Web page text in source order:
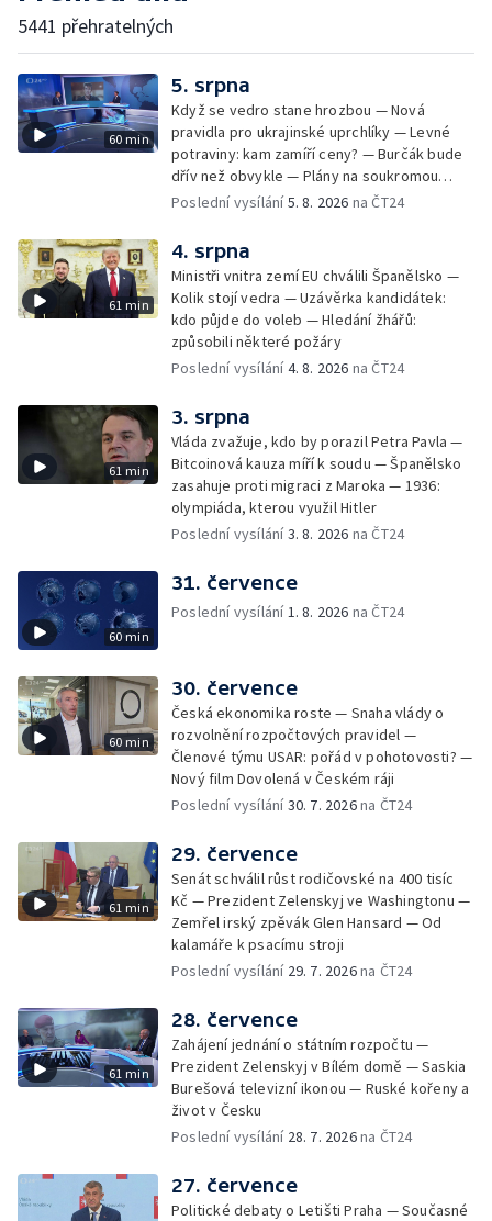
5441 přehratelných
60 min
5. srpna
Když se vedro stane hrozbou — Nová
pravidla pro ukrajinské uprchlíky — Levné
potraviny: kam zamíří ceny? — Burčák bude
dřív než obvykle — Plány na soukromou
orbitální stanici
Poslední vysílání5. 8. 2026 na ČT24
61 min
4. srpna
Ministři vnitra zemí EU chválili Španělsko —
Kolik stojí vedra — Uzávěrka kandidátek:
kdo půjde do voleb — Hledání žhářů:
způsobili některé požáry
Poslední vysílání4. 8. 2026 na ČT24
61 min
3. srpna
Vláda zvažuje, kdo by porazil Petra Pavla —
Bitcoinová kauza míří k soudu — Španělsko
zasahuje proti migraci z Maroka — 1936:
olympiáda, kterou využil Hitler
Poslední vysílání3. 8. 2026 na ČT24
60 min
31. července
Poslední vysílání1. 8. 2026 na ČT24
60 min
30. července
Česká ekonomika roste — Snaha vlády o
rozvolnění rozpočtových pravidel —
Členové týmu USAR: pořád v pohotovosti? —
Nový film Dovolená v Českém ráji
Poslední vysílání30. 7. 2026na ČT24
61 min
29. července
Senát schválil růst rodičovské na 400 tisíc
Kč — Prezident Zelenskyj ve Washingtonu —
Zemřel irský zpěvák Glen Hansard — Od
kalamáře k psacímu stroji
Poslední vysílání 29. 7. 2026na ČT24
61 min
28. července
Zahájení jednání o státním rozpočtu —
Prezident Zelenskyj v Bílém domě — Saskia
Burešová televizní ikonou — Ruské kořeny a
život v Česku
Poslední vysílání 28. 7. 2026na ČT24
27. července
Politické debaty o Letišti Praha — Současné